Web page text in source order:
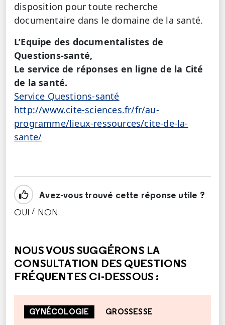
disposition pour toute recherche
documentaire dans le domaine de la santé.
L’Equipe des documentalistes de
Questions-santé,
Le service de réponses en ligne de la Cité
de la santé.
Service Questions-santé
http://www.cite-sciences.fr/fr/au-
programme/lieux-ressources/cite-de-la-
sante/
Avez-vous trouvé cette réponse utile ?
OUI / NON
NOUS VOUS SUGGÉRONS LA
CONSULTATION DES QUESTIONS
FRÉQUENTES CI-DESSOUS :
GYNÉCOLOGIE GROSSESSE